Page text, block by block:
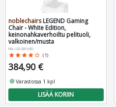
noblechairsLEGEND Gaming
Chair - White Edition,
keinonahkaverhoiltu pelituoli,
valkoinen/musta
NBL-LGD-GER-WED
star star star star star_border (1)
384,90 €
fiber_manual_recordVarastossa 1 kpl
LISÄÄ KORIIN